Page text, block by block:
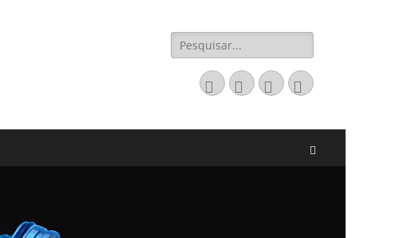
Pesquisar
por:
EmailLinkedIn
Website
Fone